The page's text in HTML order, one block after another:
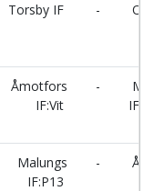
Torsby IF -
Åmotfors
IF:Vit
-
Malungs
IF:P13
-